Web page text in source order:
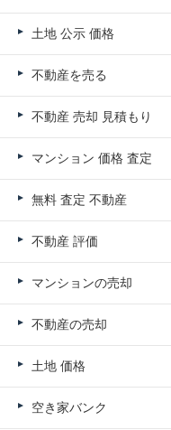
土地 公示 価格
不動産を売る
不動産 売却 見積もり
マンション 価格 査定
無料 査定 不動産
不動産 評価
マンションの売却
不動産の売却
土地 価格
空き家バンク